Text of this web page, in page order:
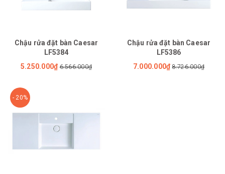
Chậu rửa đặt bàn Caesar
LF5384
5.250.000₫ 6.566.000₫
Chậu rửa đặt bàn Caesar
LF5386
7.000.000₫ 8.726.000₫
- 20%